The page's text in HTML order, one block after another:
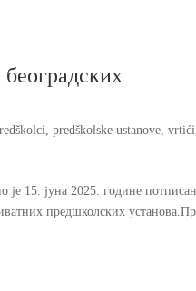
,predškolske ustanove,vrtići
je 15. јуна 2025. године
предшколских